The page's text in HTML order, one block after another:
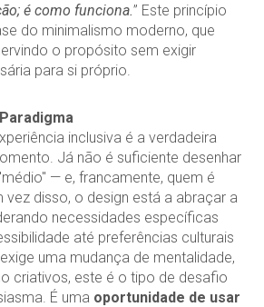
é como funciona.” Este princípio
do minimalismo moderno, que
o propósito sem exigir
para si próprio.
inclusiva é a verdadeira
Já não é suficiente desenhar
— e, francamente, quem é
vez disso, o design está a abraçar a
necessidades específicas
até preferências culturais
uma mudança de mentalidade,
criativos, este é o tipo de desafio
É uma oportunidade de usar